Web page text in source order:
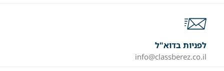
לפניות בדוא"ל
info@classberez.co.il